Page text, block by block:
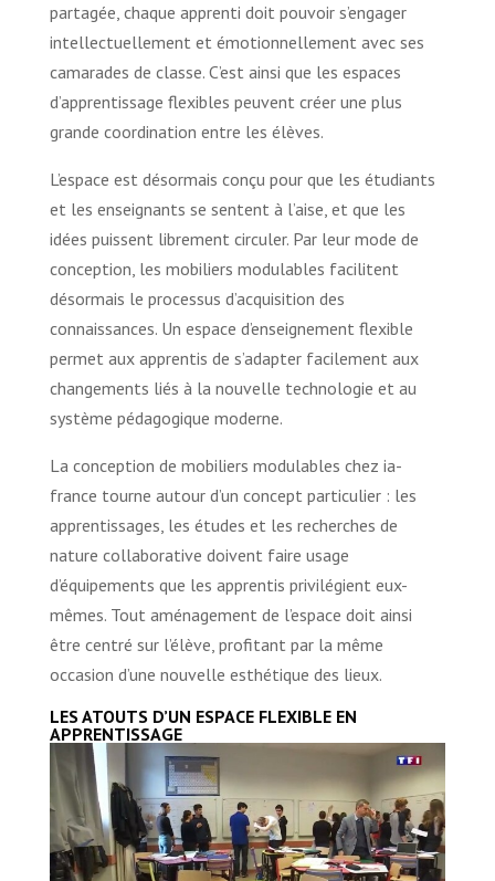
partagée, chaque apprenti doit pouvoir s’engager
intellectuellement et émotionnellement avec ses
camarades de classe. C’est ainsi que les espaces
d’apprentissage flexibles peuvent créer une plus
grande coordination entre les élèves.
L’espace est désormais conçu pour que les étudiants
et les enseignants se sentent à l’aise, et que les
idées puissent librement circuler. Par leur mode de
conception, les mobiliers modulables facilitent
désormais le processus d’acquisition des
connaissances. Un espace d’enseignement flexible
permet aux apprentis de s’adapter facilement aux
changements liés à la nouvelle technologie et au
système pédagogique moderne.
La conception de mobiliers modulables chez ia-
france tourne autour d’un concept particulier : les
apprentissages, les études et les recherches de
nature collaborative doivent faire usage
d’équipements que les apprentis privilégient eux-
mêmes. Tout aménagement de l’espace doit ainsi
être centré sur l’élève, profitant par la même
occasion d’une nouvelle esthétique des lieux.
LES ATOUTS D’UN ESPACE FLEXIBLE EN
APPRENTISSAGE